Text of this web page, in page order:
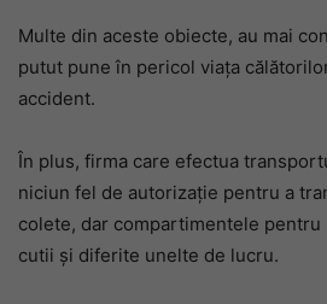
Multe din aceste obiecte, au mai
putut pune în pericol viața
accident.
În plus, firma care efectua
niciun fel de autorizație pentru a
colete, dar compartimentele pentru
cutii și diferite unelte de lucru.